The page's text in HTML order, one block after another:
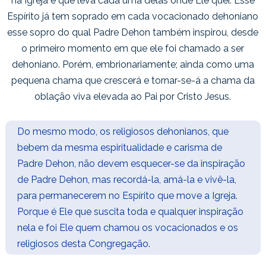
Espírito já tem soprado em cada vocacionado dehoniano
esse sopro do qual Padre Dehon também inspirou, desde
o primeiro momento em que ele foi chamado a ser
dehoniano. Porém, embrionariamente; ainda como uma
pequena chama que crescerá e tornar-se-á a chama da
oblação viva elevada ao Pai por Cristo Jesus.
Do mesmo modo, os religiosos dehonianos, que
bebem da mesma espiritualidade e carisma de
Padre Dehon, não devem esquecer-se da inspiração
de Padre Dehon, mas recordá-la, amá-la e vivê-la,
para permanecerem no Espírito que move a Igreja.
Porque é Ele que suscita toda e qualquer inspiração
nela e foi Ele quem chamou os vocacionados e os
religiosos desta Congregação.